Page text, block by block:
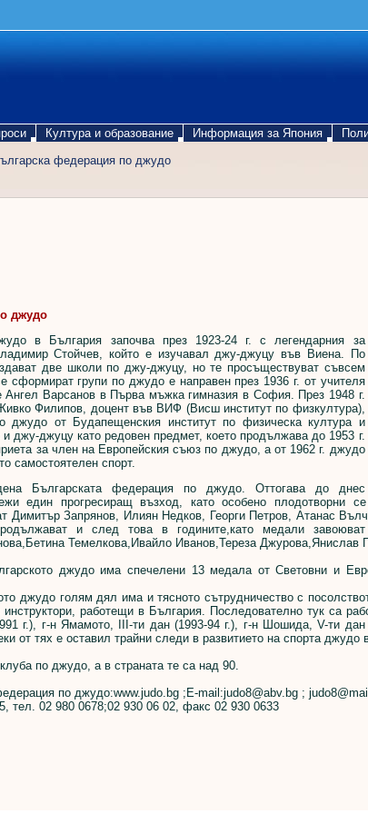
Култура и образование Информация за Япония
федерация по джудо
джудо
в България започва през 1923-24 г. с легендарния за
Стойчев, който е изучавал джу-джуцу във Виена. По
две школи по джу-джуцу, но те просъществуват съвсем
сформират групи по джудо е направен през 1936 г. от учителя
Ангел Варсанов в Първа мъжка гимназия в София. През 1948 г.
Филипов, доцент във ВИФ (Висш институт по физкултура),
джудо от Будапещенския институт по физическа култура и
джу-джуцу като редовен предмет, което продължава до 1953 г.
за член на Европейския съюз по джудо, а от 1962 г. джудо
самостоятелен спорт.
Българската федерация по джудо. Оттогава до днес
един прогресиращ възход, като особено плодотворни
Димитър Запрянов, Илиян Недков, Георги Петров, Атанас
и след това в годините,като медали
Темелкова,Ивайло Иванов,Тереза Джурова,Янислав
джудо има спечелени 13 медала от Световни и
джудо голям дял има и тясното сътрудничество с
инструктори, работещи в България. Последователно тук са
г.), г-н Ямамото, ІІІ-ти дан (1993-94 г.), г-н Шошида, V-ти
от тях е оставил трайни следи в развитието на спорта джудо
по джудо, а в страната те са над 90.
по джудо:www.judo.bg ;E-mail:judo8@abv.bg ;
тел. 02 980 0678;02 930 06 02, факс 02 930 0633